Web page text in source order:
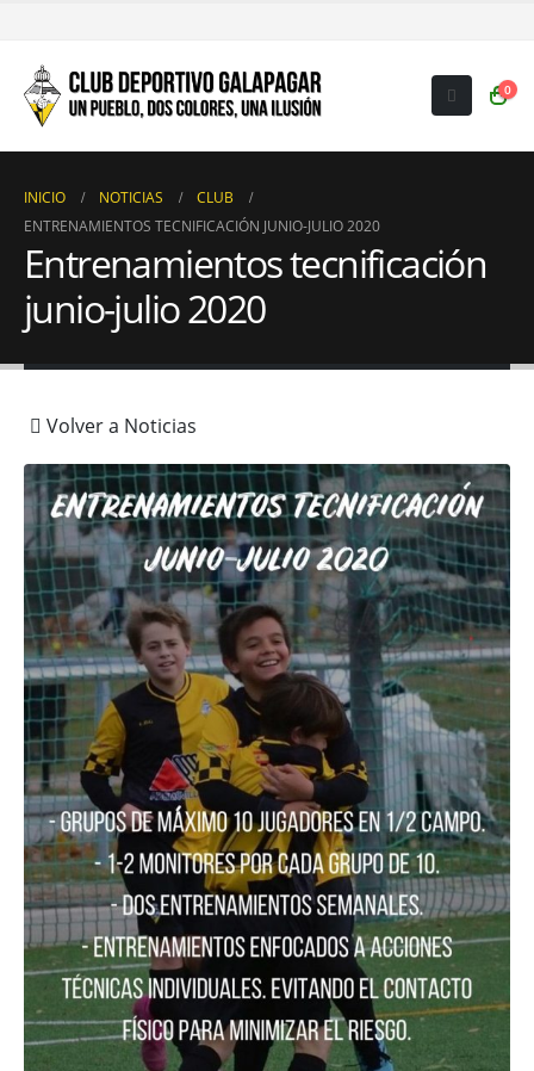
0
INICIO NOTICIAS
CLUB
ENTRENAMIENTOS TECNIFICACIÓN JUNIO-JULIO 2020
Entrenamientos tecnificación
junio-julio 2020
Volver a Noticias